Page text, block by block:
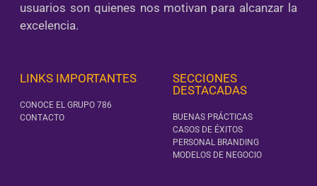
usuarios son quienes nos motivan para alcanzar la
excelencia.
LINKS IMPORTANTES
CONOCE EL GRUPO 786
CONTACTO
SECCIONES
DESTACADAS
BUENAS PRÁCTICAS
CASOS DE ÉXITOS
PERSONAL BRANDING
MODELOS DE NEGOCIO